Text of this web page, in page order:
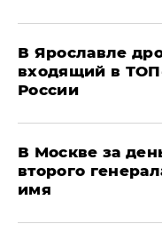
В Ярославле
входящий в
России
В Москве за
второго
имя